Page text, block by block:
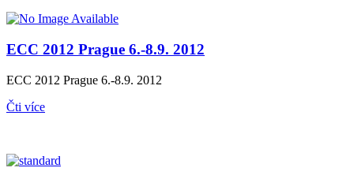
ECC 2012 Prague 6.-8.9. 2012
ECC 2012 Prague 6.-8.9. 2012
Čti více